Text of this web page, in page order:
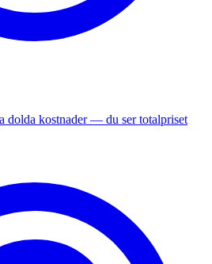
dolda kostnader — du ser totalpriset